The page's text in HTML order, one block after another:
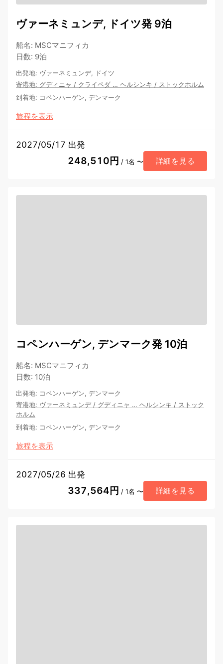
ヴァーネミュンデ, ドイツ発 9泊
船名: MSCマニフィカ
日数: 9泊
出発地: ヴァーネミュンデ, ドイツ
寄港地: グディニャ / クライペダ … ヘルシンキ / ストックホルム
到着地: コペンハーゲン, デンマーク
旅程を表示
2027/05/17 出発
248,510円 / 1名 〜 詳細を見る
コペンハーゲン, デンマーク発 10泊
船名: MSCマニフィカ
日数: 10泊
出発地: コペンハーゲン, デンマーク
寄港地: ヴァーネミュンデ/ グディニャ … ヘルシンキ / ストック
ホルム
到着地: コペンハーゲン, デンマーク
旅程を表示
2027/05/26 出発
337,564円 / 1名 〜 詳細を見る